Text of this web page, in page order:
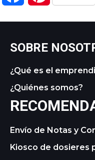
SOBRE
¿Qué es el
¿Quiénes somos?
Envío de Notas y
Kiosco de dosieres